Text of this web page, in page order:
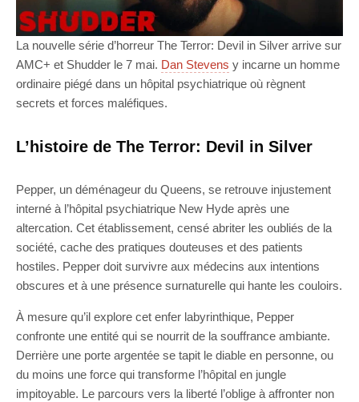
La nouvelle série d’horreur The Terror: Devil in Silver arrive sur
AMC+ et Shudder le 7 mai. Dan Stevens y incarne un homme
ordinaire piégé dans un hôpital psychiatrique où règnent
secrets et forces maléfiques.
L’histoire de The Terror: Devil in Silver
Pepper, un déménageur du Queens, se retrouve injustement
interné à l’hôpital psychiatrique New Hyde après une
altercation. Cet établissement, censé abriter les oubliés de la
société, cache des pratiques douteuses et des patients
hostiles. Pepper doit survivre aux médecins aux intentions
obscures et à une présence surnaturelle qui hante les couloirs.
À mesure qu’il explore cet enfer labyrinthique, Pepper
confronte une entité qui se nourrit de la souffrance ambiante.
Derrière une porte argentée se tapit le diable en personne, ou
du moins une force qui transforme l’hôpital en jungle
impitoyable. Le parcours vers la liberté l’oblige à affronter non